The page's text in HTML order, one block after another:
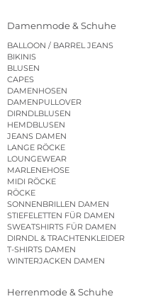
Damenmode & Schuhe
BALLOON / BARREL JEANS
BIKINIS
BLUSEN
CAPES
DAMENHOSEN
DAMENPULLOVER
DIRNDLBLUSEN
HEMDBLUSEN
JEANS DAMEN
LANGE RÖCKE
LOUNGEWEAR
MARLENEHOSE
MIDI RÖCKE
RÖCKE
SONNENBRILLEN DAMEN
STIEFELETTEN FÜR DAMEN
SWEATSHIRTS FÜR DAMEN
DIRNDL & TRACHTENKLEIDER
T-SHIRTS DAMEN
WINTERJACKEN DAMEN
Herrenmode & Schuhe